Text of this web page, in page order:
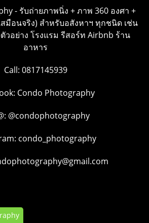
- รับถ่ายภาพนิ่ง + ภาพ 360 องศา +
มือนจริง) สำหรับอสังหาฯ ทุกชนิด เช่น
วอย่าง โรงแรม รีสอร์ท Airbnb ร้าน
อาหาร
Call: 0817145939
Condo Photography
@condophotography
condo_photography